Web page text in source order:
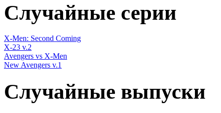
Случайные серии
X-Men: Second Coming
X-23 v.2
Avengers vs X-Men
New Avengers v.1
Случайные выпуски